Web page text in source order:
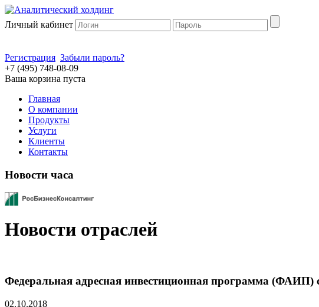
Личный кабинет
Регистрация Забыли пароль?
+7 (495) 748-08-09
Ваша корзина пуста
Главная
О компании
Продукты
Услуги
Клиенты
Контакты
Новости часа
Новости отраслей
Федеральная адресная инвестиционная программа (ФАИП)
02.10.2018